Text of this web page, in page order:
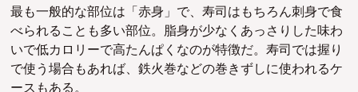
最も一般的な部位は「赤身」で、寿司はもちろん刺身で食
べられることも多い部位。脂身が少なくあっさりした味わ
いで低カロリーで高たんぱくなのが特徴だ。寿司では握り
で使う場合もあれば、鉄火巻などの巻きずしに使われるケ
ースもある。